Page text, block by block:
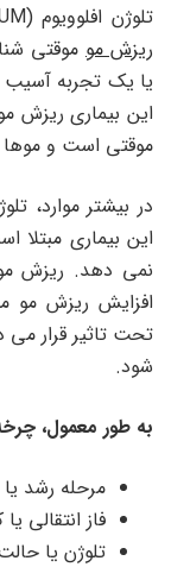
تلوژن افلوویوم (TELOGEN EFFLUVIUM) که در واقع به عنوان
ریزش مو موقتی
یا یک تجربه آسیب
این بیماری ریزش
موقتی است و موها
در بیشتر موارد،
این بیماری
نمی دهد. ریزش مو
افزایش ریزش مو
تحت تاثیر قرار می
شود.
به طور معمول،
مرحله رشد یا
فاز انتقالی
تلوژن یا